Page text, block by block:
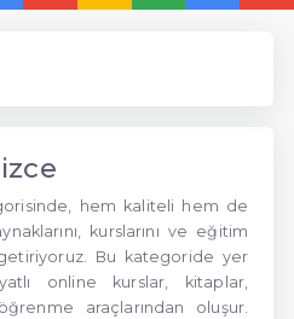
hem kaliteli hem de
kurslarını ve eğitim
Bu kategoride yer
online kurslar, kitaplar,
araçlarından oluşur.